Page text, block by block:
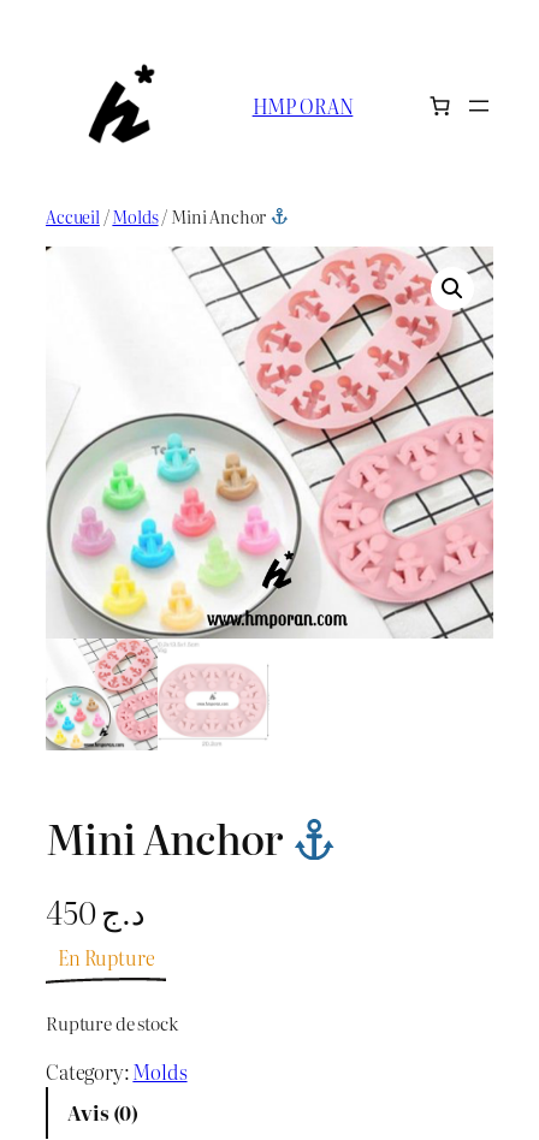
HMP ORAN
Accueil /Molds/ Mini Anchor
Mini Anchor
د.ج450
En Rupture
Rupture de stock
Category:Molds
Avis (0)